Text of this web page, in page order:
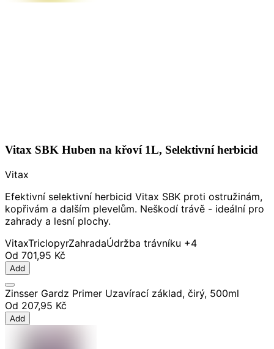
Vitax SBK Huben na křoví 1L, Selektivní herbicid
Vitax
Efektivní selektivní herbicid Vitax SBK proti ostružinám,
kopřivám a dalším plevelům. Neškodí trávě - ideální pro
zahrady a lesní plochy.
VitaxTriclopyrZahradaÚdržba trávníku +4
Od 701,95 Kč
Add
Zinsser Gardz Primer Uzavírací základ, čirý, 500ml
Od 207,95 Kč
Add